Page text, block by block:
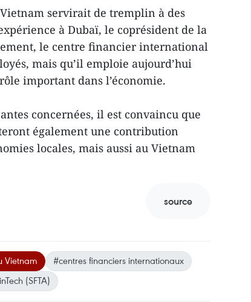
servirait de tremplin à des
à Dubaï, le coprésident de la
le centre financier international
mais qu’il emploie aujourd’hui
important dans l’économie.
concernées, il est convaincu que
également une contribution
locales, mais aussi au Vietnam
source
Vietnam
#centres financiers internationaux
(SFTA)